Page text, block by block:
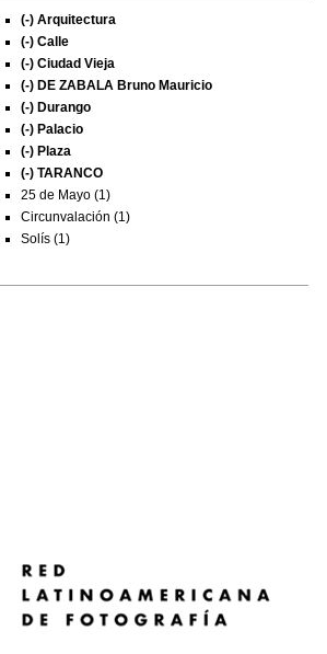
(-) Arquitectura
(-) Calle
(-) Ciudad Vieja
(-) DE ZABALA Bruno Mauricio
(-) Durango
(-) Palacio
(-) Plaza
(-) TARANCO
25 de Mayo (1)
Circunvalación (1)
Solís (1)